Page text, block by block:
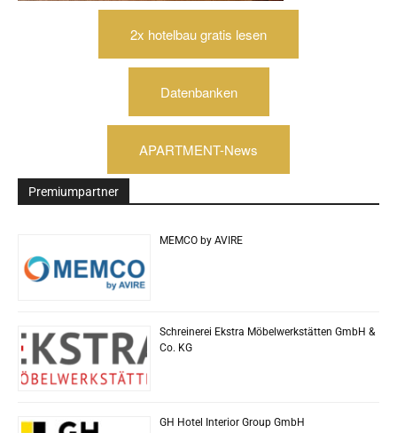
2x hotelbau gratis lesen
Datenbanken
APARTMENT-News
Premiumpartner
MEMCO by AVIRE
Schreinerei Ekstra Möbelwerkstätten GmbH &
Co. KG
GH Hotel Interior Group GmbH